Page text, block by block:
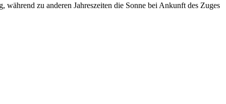
während zu anderen Jahreszeiten die Sonne bei Ankunft des Zuges